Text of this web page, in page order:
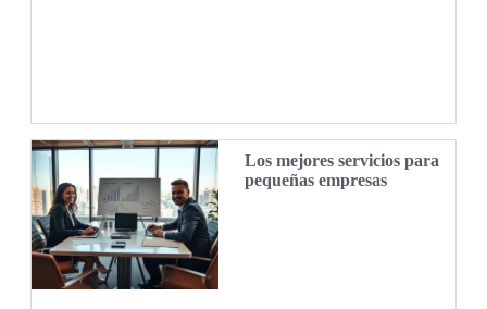
Los mejores servicios para
pequeñas empresas